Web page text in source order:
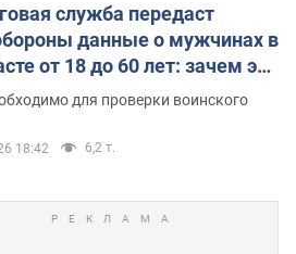
служба передаст
данные о мужчинах в
от 18 до 60 лет: зачем это
для проверки воинского
18:42 6,2 т.